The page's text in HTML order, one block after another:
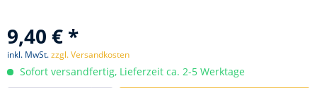
9,40 € *
inkl. MwSt.zzgl. Versandkosten
Sofort versandfertig, Lieferzeit ca. 2-5 Werktage